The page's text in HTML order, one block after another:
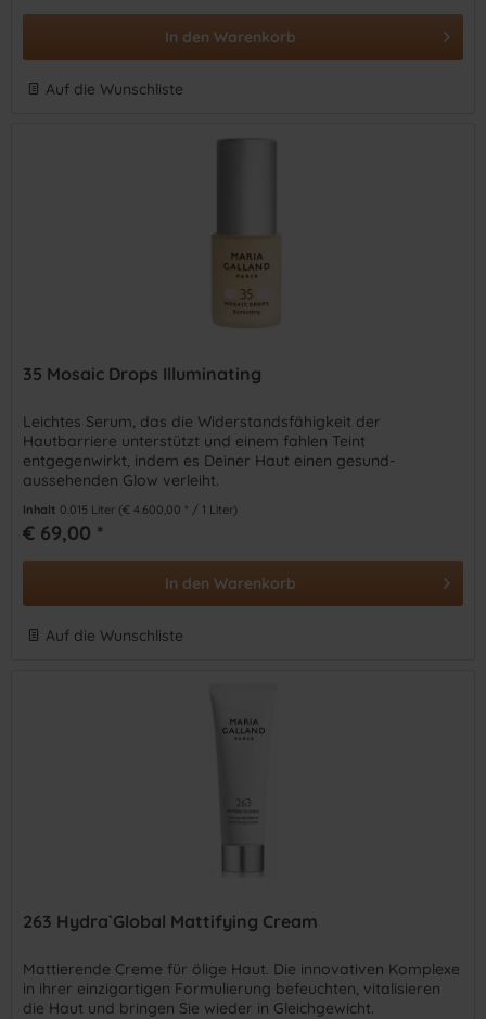
In den Warenkorb
Auf die Wunschliste
35 Mosaic Drops Illuminating
Leichtes Serum, das die Widerstandsfähigkeit der
Hautbarriere unterstützt und einem fahlen Teint
entgegenwirkt, indem es Deiner Haut einen gesund-
aussehenden Glow verleiht.
Inhalt 0.015 Liter (€ 4.600,00 * / 1 Liter)
€ 69,00 *
In den Warenkorb
Auf die Wunschliste
263 Hydra`Global Mattifying Cream
Mattierende Creme für ölige Haut. Die innovativen Komplexe
in ihrer einzigartigen Formulierung befeuchten, vitalisieren
die Haut und bringen Sie wieder in Gleichgewicht.